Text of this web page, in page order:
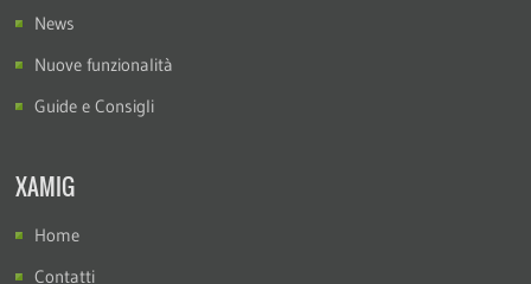
News
Nuove funzionalità
Guide e Consigli
XAMIG
Home
Contatti